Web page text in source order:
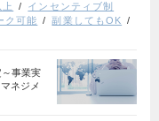
インセンティブ制
ク可能
副業してもOK
～事業実
ネジメ